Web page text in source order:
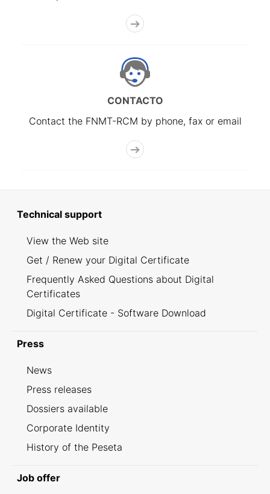
CONTACTO
Contact the FNMT-RCM by phone, fax or email
Technical support
View the Web site
Get / Renew your Digital Certificate
Frequently Asked Questions about Digital
Certificates
Digital Certificate - Software Download
Press
News
Press releases
Dossiers available
Corporate Identity
History of the Peseta
Job offer